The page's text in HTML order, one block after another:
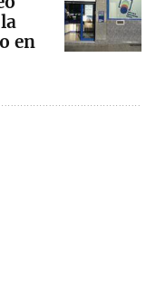
en